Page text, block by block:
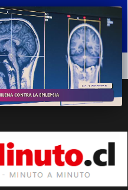
ECONOMÍA